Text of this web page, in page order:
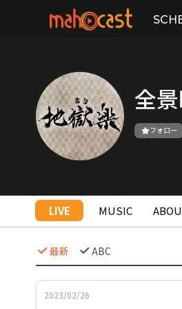
全
フォロー
LIVE MUSIC
最新 ABC
2023/02/26